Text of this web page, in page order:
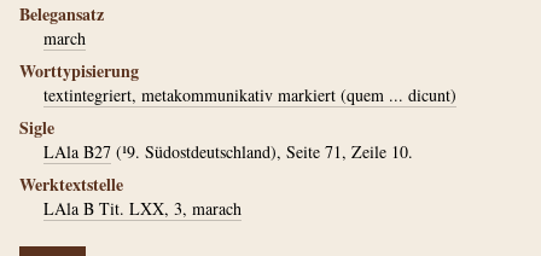
Belegansatz
march
Worttypisierung
textintegriert, metakommunikativ markiert (quem ... dicunt)
Sigle
LAla B27 (¹9. Südostdeutschland), Seite 71, Zeile 10.
Werktextstelle
LAla B Tit. LXX, 3, marach